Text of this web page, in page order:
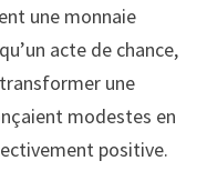
une monnaie
acte de chance,
une
modestes en
positive.